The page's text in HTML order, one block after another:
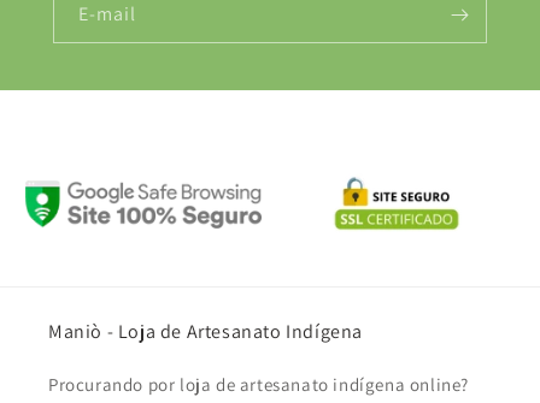
E-mail
Maniò - Loja de Artesanato Indígena
Procurando por loja de artesanato indígena online?